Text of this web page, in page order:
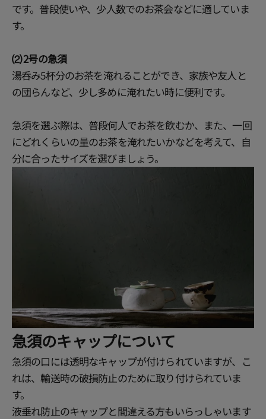
です。普段使いや、少人数でのお茶会などに適していま
す。
⑵ 2号の急須
湯呑み5杯分のお茶を淹れることができ、家族や友人と
の団らんなど、少し多めに淹れたい時に便利です。
急須を選ぶ際は、普段何人でお茶を飲むか、また、一回
にどれくらいの量のお茶を淹れたいかなどを考えて、自
分に合ったサイズを選びましょう。
急須のキャップについて
急須の口には透明なキャップが付けられていますが、こ
れは、輸送時の破損防止のために取り付けられていま
す。
液垂れ防止のキャップと間違える方もいらっしゃいます